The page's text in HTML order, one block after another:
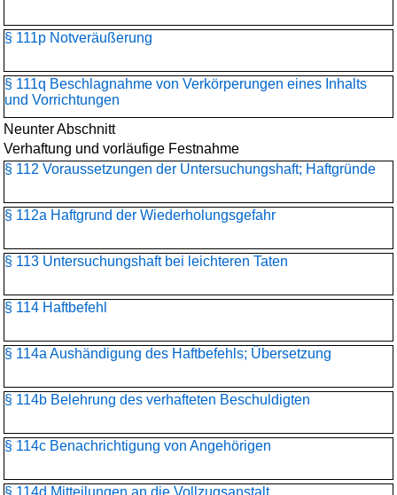
§ 111p Notveräußerung
§ 111q Beschlagnahme von Verkörperungen eines Inhalts
und Vorrichtungen
Neunter Abschnitt
Verhaftung und vorläufige Festnahme
§ 112 Voraussetzungen der Untersuchungshaft; Haftgründe
§ 112a Haftgrund der Wiederholungsgefahr
§ 113 Untersuchungshaft bei leichteren Taten
§ 114 Haftbefehl
§ 114a Aushändigung des Haftbefehls; Übersetzung
§ 114b Belehrung des verhafteten Beschuldigten
§ 114c Benachrichtigung von Angehörigen
§ 114d Mitteilungen an die Vollzugsanstalt